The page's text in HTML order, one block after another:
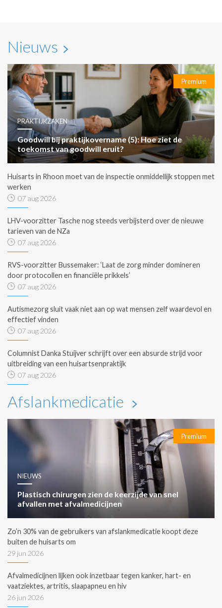
Nieuws
Premium
PRAKTIJKZAKEN
Goodwill bij praktijkovername (5): Hoe ziet de
toekomst van goodwill eruit?
Huisarts in Rhoon moet van de inspectie onmiddellijk stoppen met
werken
07 aug 2026
LHV-voorzitter Tasche nog steeds verbijsterd over de nieuwe
tarieven van de NZa
07 aug 2026
RVS-voorzitter Bussemaker: ‘Laat de zorg minder domineren
door protocollen en financiële prikkels’
07 aug 2026
Autismezorg sluit vaak niet aan op wat mensen zelf waardevol en
effectief vinden
07 aug 2026
Columnist Danka Stuijver schrijft over een absurde strijd voor
uitbreiding van een huisartsenpraktijk
07 aug 2026
Afslankmedicatie
Premium
NIEUWS
Plastisch chirurgen zien de keerzijde van snel
afvallen met afvalmedicijnen
Zo’n 30% van de gebruikers van afslankmedicatie koopt deze
buiten de huisarts om
29 jun 2026
Afvalmedicijnen lijken ook inzetbaar tegen kanker, hart- en
vaatziektes, artritis, slaapapneu en hiv
26 jun 2026